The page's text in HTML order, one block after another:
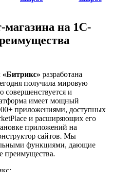
магазина на 1С-
«Битрикс» разработана
получила мировую
совершенствуется и
имеет мощный
приложениями, доступных
и расширяющих его
приложений на
сайтов. Мы
функциями, дающие
преимущества.